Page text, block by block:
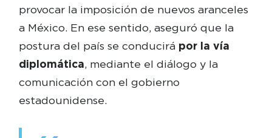
provocar la imposición de nuevos aranceles
a México. En ese sentido, aseguró que la
postura del país se conducirá por la vía
diplomática, mediante el diálogo y la
comunicación con el gobierno
estadounidense.